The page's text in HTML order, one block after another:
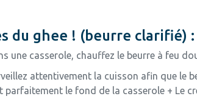
du ghee ! (beurre clarifié) :
une casserole, chauffez le beurre à feu
attentivement la cuisson afin que le
parfaitement le fond de la casserole + Le